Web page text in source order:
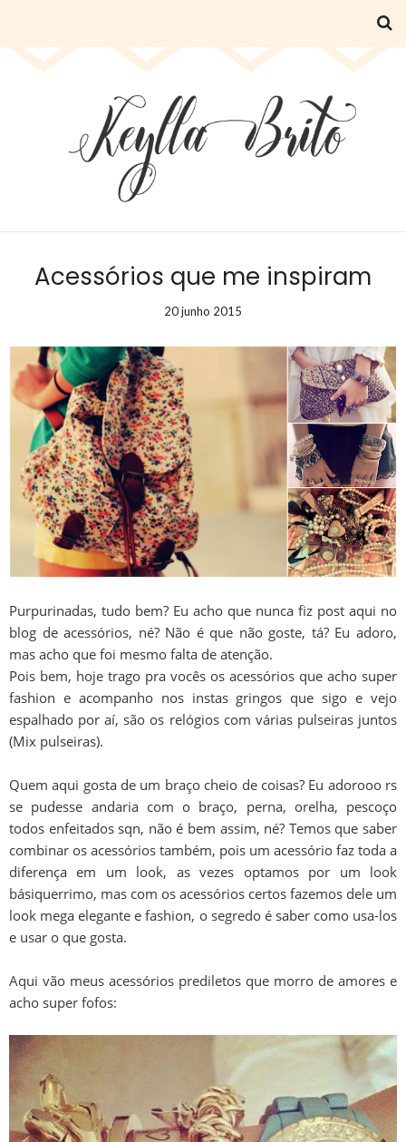
Acessórios que me inspiram
20 junho 2015
Purpurinadas, tudo bem? Eu acho que nunca fiz post aqui no
blog de acessórios, né? Não é que não goste, tá? Eu adoro,
mas acho que foi mesmo falta de atenção.
Pois bem, hoje trago pra vocês os acessórios que acho super
fashion e acompanho nos instas gringos que sigo e vejo
espalhado por aí, são os relógios com várias pulseiras juntos
(Mix pulseiras).
Quem aqui gosta de um braço cheio de coisas? Eu adorooo rs
se pudesse andaria com o braço, perna, orelha, pescoço
todos enfeitados sqn, não é bem assim, né? Temos que saber
combinar os acessórios também, pois um acessório faz toda a
diferença em um look, as vezes optamos por um look
básiquerrimo, mas com os acessórios certos fazemos dele um
look mega elegante e fashion, o segredo é saber como usa-los
e usar o que gosta.
Aqui vão meus acessórios prediletos que morro de amores e
acho super fofos: